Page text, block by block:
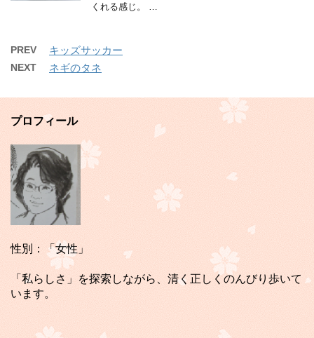
くれる感じ。 …
PREV キッズサッカー
NEXT ネギのタネ
プロフィール
性別：「女性」
「私らしさ」を探索しながら、清く正しくのんびり歩いて
います。